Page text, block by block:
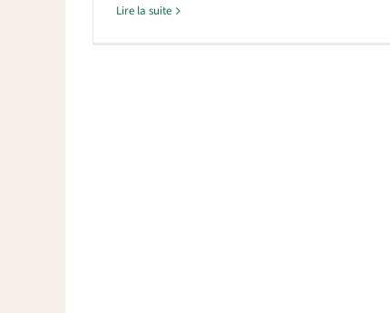
Lire la suite